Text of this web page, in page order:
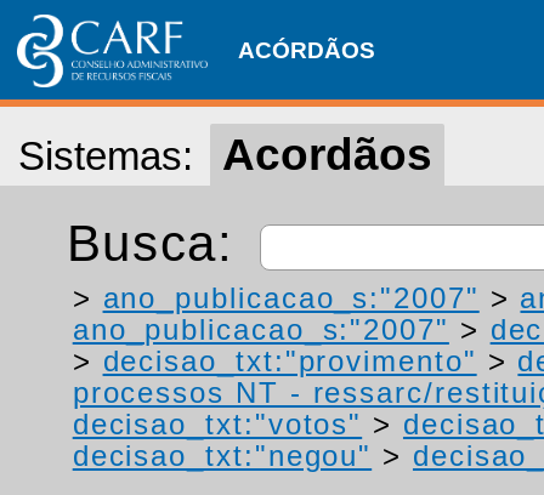
ACÓRDÃOS
Sistemas: Acordãos
Busca:
> ano_publicacao_s:"2007" >
ano_publicacao_s:"2007" >
> decisao_txt:"provimento" >
processos NT - ressarc/
decisao_txt:"votos" >
decisao_txt:"negou" >